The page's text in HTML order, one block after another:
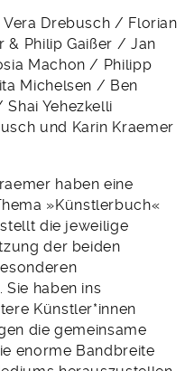
Vera Drebusch / Florian
& Philip Gaißer / Jan
Machon / Philipp
Michelsen / Ben
Yehezkelli
und Karin Kraemer
haben eine
»Künstlerbuch«
die jeweilige
der beiden
Sie haben ins
Künstler*innen
die gemeinsame
enorme Bandbreite